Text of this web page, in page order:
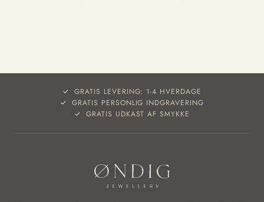
GRATIS LEVERING: 1-4 HVERDAGE
GRATIS PERSONLIG INDGRAVERING
GRATIS UDKAST AF SMYKKE